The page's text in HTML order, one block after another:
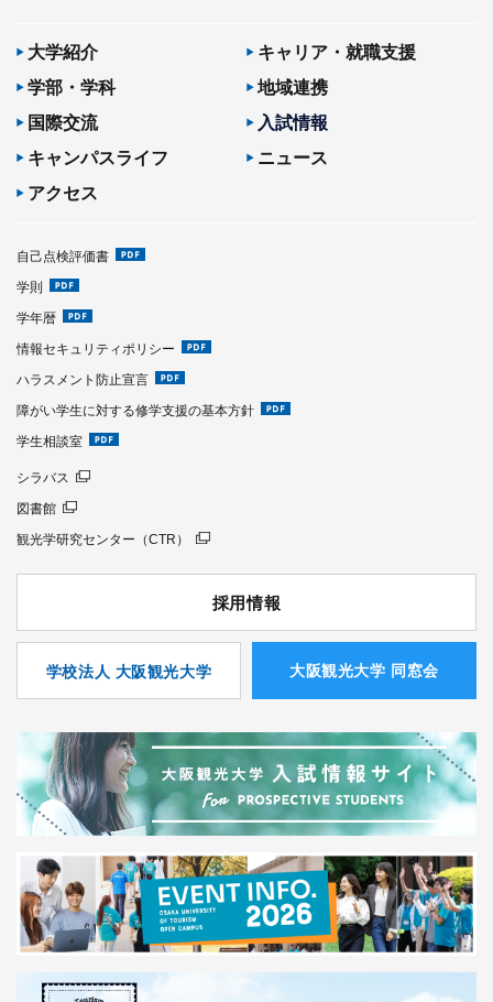
大学紹介
キャリア・就職支援
学部・学科
地域連携
国際交流
入試情報
キャンパスライフ
ニュース
アクセス
自己点検評価書
学則
学年暦
情報セキュリティポリシー
ハラスメント防止宣言
障がい学生に対する修学支援の基本方針
学生相談室
シラバス
図書館
観光学研究センター（CTR）
採用情報
学校法人 大阪観光大学 ⼤阪観光⼤学 同窓会